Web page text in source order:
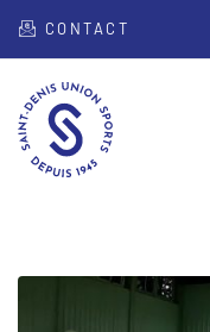
CONTACT